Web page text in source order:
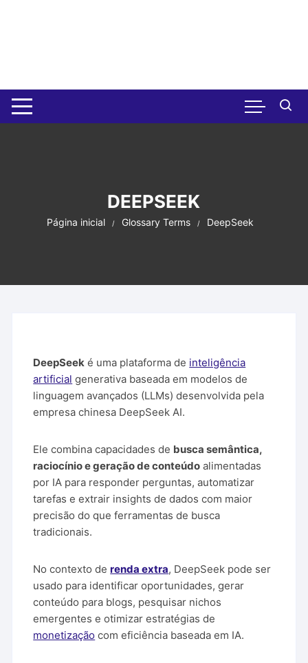
DEEPSEEK
Página inicial Glossary Terms DeepSeek
DeepSeek é uma plataforma de inteligência
artificial generativa baseada em modelos de
linguagem avançados (LLMs) desenvolvida pela
empresa chinesa DeepSeek AI.
Ele combina capacidades de busca semântica,
raciocínio e geração de conteúdo alimentadas
por IA para responder perguntas, automatizar
tarefas e extrair insights de dados com maior
precisão do que ferramentas de busca
tradicionais.
No contexto derenda extra, DeepSeek pode ser
usado para identificar oportunidades, gerar
conteúdo para blogs, pesquisar nichos
emergentes e otimizar estratégias de
monetização com eficiência baseada em IA.